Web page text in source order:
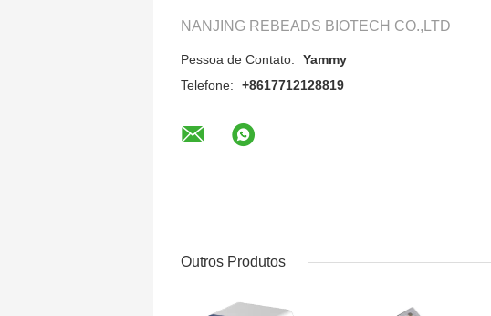
NANJING REBEADS BIOTECH CO.,LTD
Pessoa de Contato:
Yammy
Telefone:
+8617712128819
Outros Produtos